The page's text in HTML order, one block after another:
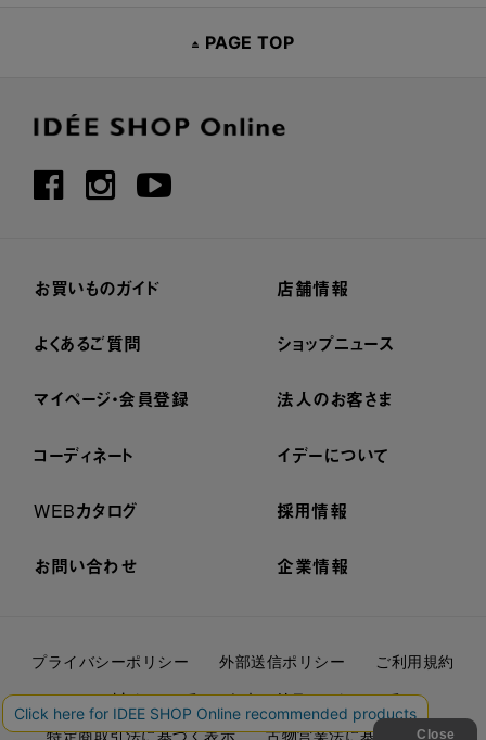
PAGE TOP
お買いものガイド
よくあるご質問
マイページ・会員登録
コーディネート
WEBカタログ
お問い合わせ
店舗情報
ショップニュース
法人のお客さま
イデーについて
採用情報
企業情報
プライバシーポリシー 外部送信ポリシー
ご利用規約
cookieについて
セキュリティーについて
特定商取引法に基づく表示
古物営業法に基づく表示